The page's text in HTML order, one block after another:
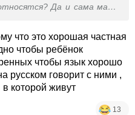
Да и сама мама
местными. Дискриминация
?
что это хорошая частная
чтобы ребёнок
чтобы язык хорошо
русском говорит с ними ,
которой живут
13